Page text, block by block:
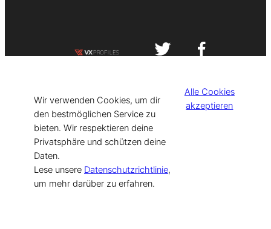
[current_year] VISIT-X. Made with
for Models & Influencers!
Wir verwenden Cookies, um dir
den bestmöglichen Service zu
bieten. Wir respektieren deine
Privatsphäre und schützen deine
Daten.
Lese unsere Datenschutzrichtlinie,
um mehr darüber zu erfahren.
Alle Cookies
akzeptieren